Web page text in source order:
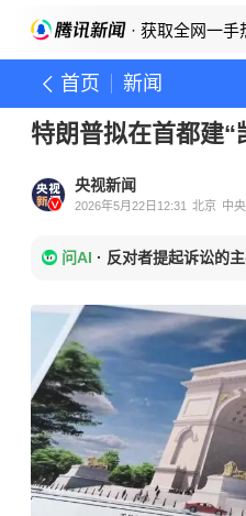
· 获取全网一手
首页 新闻
特朗普拟在首都建“
央视新闻
2026年5月22日12:31 北京 中
问AI · 反对者提起诉讼的